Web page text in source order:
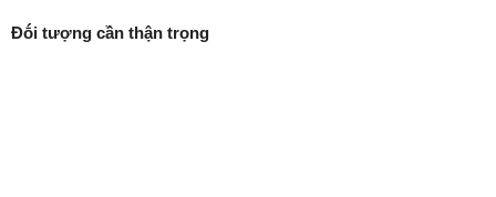
Đṓi tượng cần thận trọng